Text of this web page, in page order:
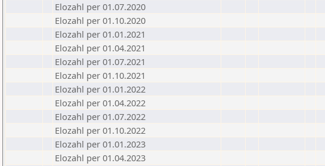
Elozahl per 01.07.2020
Elozahl per 01.10.2020
Elozahl per 01.01.2021
Elozahl per 01.04.2021
Elozahl per 01.07.2021
Elozahl per 01.10.2021
Elozahl per 01.01.2022
Elozahl per 01.04.2022
Elozahl per 01.07.2022
Elozahl per 01.10.2022
Elozahl per 01.01.2023
Elozahl per 01.04.2023